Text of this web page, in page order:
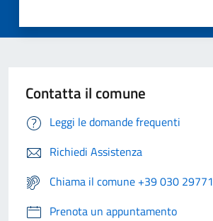
Contatta il comune
Leggi le domande frequenti
Richiedi Assistenza
Chiama il comune +39 030 29771
Prenota un appuntamento